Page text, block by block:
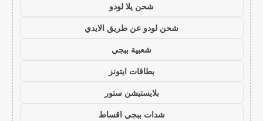
شحن يلا لودو
شحن لودو عن طريق الايدي
شعبية ببجي
بطاقات ايتونز
بلايستيشن ستور
شدات ببجي اقساط